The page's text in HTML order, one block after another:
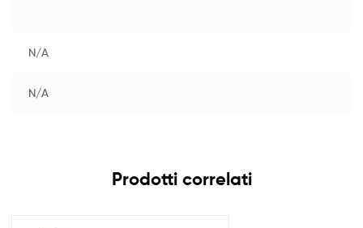
N/A
N/A
Prodotti correlati